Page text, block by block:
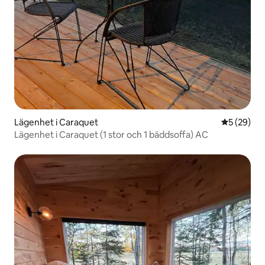
Lägenhet i Caraquet 5 av 5 i
5 (29)
Lägenhet i Caraquet (1 stor och 1 bäddsoffa) AC